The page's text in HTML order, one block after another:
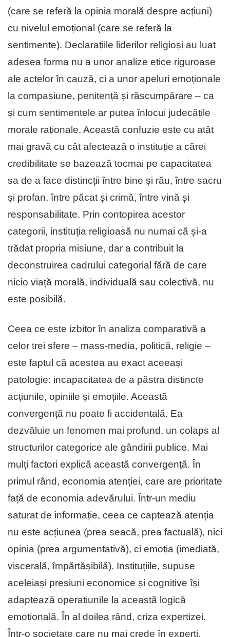
(care se referă la opinia morală despre acțiuni)
cu nivelul emoțional (care se referă la
sentimente). Declarațiile liderilor religioși au luat
adesea forma nu a unor analize etice riguroase
ale actelor în cauză, ci a unor apeluri emoționale
la compasiune, penitență și răscumpărare – ca
și cum sentimentele ar putea înlocui judecățile
morale raționale. Această confuzie este cu atât
mai gravă cu cât afectează o instituție a cărei
credibilitate se bazează tocmai pe capacitatea
sa de a face distincții între bine și rău, între sacru
și profan, între păcat și crimă, între vină și
responsabilitate. Prin contopirea acestor
categorii, instituția religioasă nu numai că și-a
trădat propria misiune, dar a contribuit la
deconstruirea cadrului categorial fără de care
nicio viață morală, individuală sau colectivă, nu
este posibilă.
Ceea ce este izbitor în analiza comparativă a
celor trei sfere – mass-media, politică, religie –
este faptul că acestea au exact aceeași
patologie: incapacitatea de a păstra distincte
acțiunile, opiniile și emoțiile. Această
convergență nu poate fi accidentală. Ea
dezvăluie un fenomen mai profund, un colaps al
structurilor categorice ale gândirii publice. Mai
mulți factori explică această convergență. În
primul rând, economia atenției, care are prioritate
față de economia adevărului. Într-un mediu
saturat de informație, ceea ce captează atenția
nu este acțiunea (prea seacă, prea factuală), nici
opinia (prea argumentativă), ci emoția (imediată,
viscerală, împărtășibilă). Instituțiile, supuse
aceleiași presiuni economice și cognitive își
adaptează operațiunile la această logică
emoțională. În al doilea rând, criza expertizei.
Într-o societate care nu mai crede în experți,